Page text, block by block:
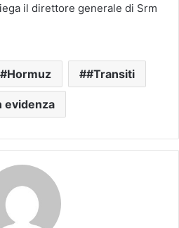
il direttore generale di Srm
#Hormuz #Transiti
evidenza